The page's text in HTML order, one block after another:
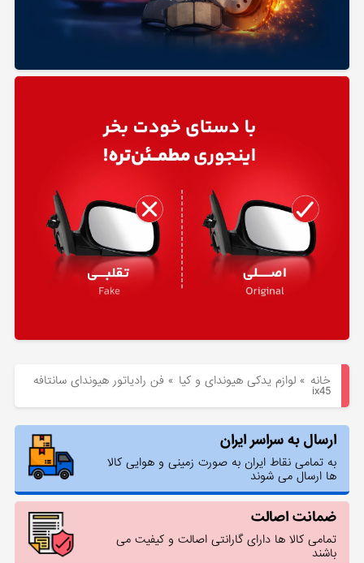
لوازم
خانه »لوازم یدکی هیوندای و کیا »فن رادیاتور هیوندای سانتافه
ix45
ارسال به سراسر ایران
به تمامی نقاط ایران به صورت زمینی و هوایی کالا
ها ارسال می شوند
ضمانت اصالت
تمامی کالا ها دارای گارانتی اصالت و کیفیت می
باشند